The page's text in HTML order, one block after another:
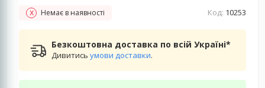
Немає в наявності Код: 10253
Безкоштовна доставка по всій Україні*
Дивитисьумови доставки.